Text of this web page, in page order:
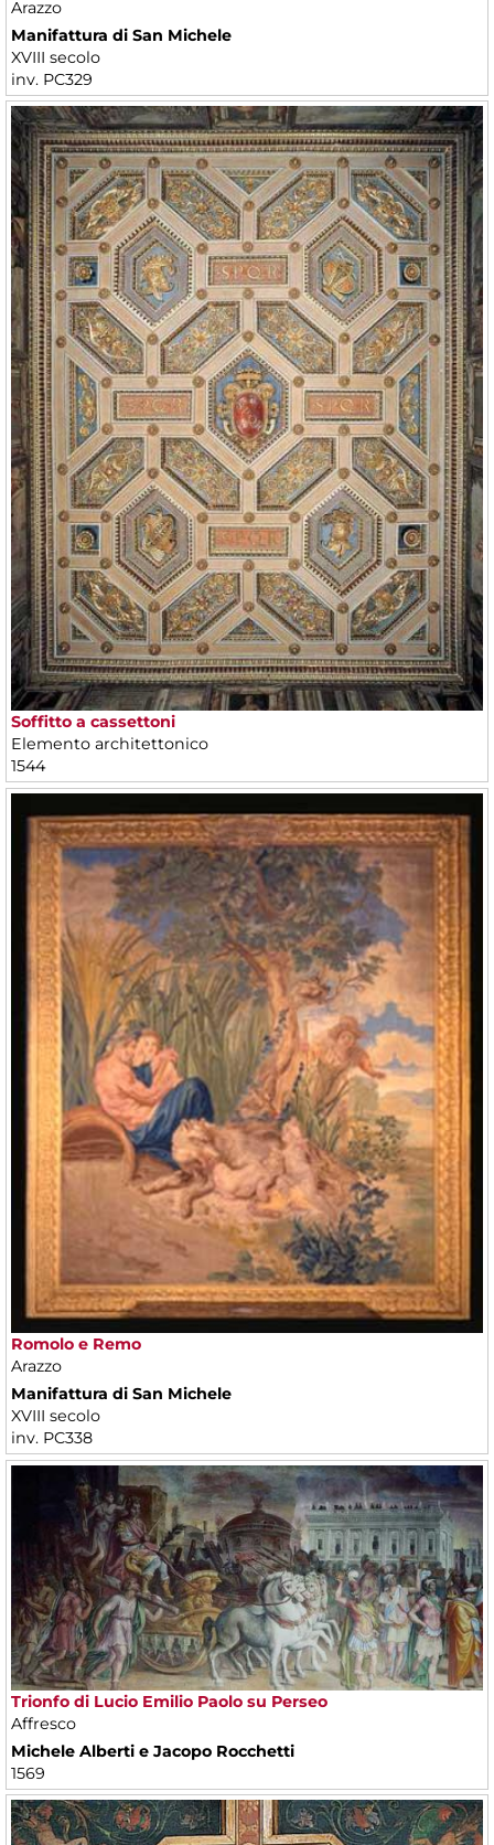
Arazzo
Manifattura di San Michele
XVIII secolo
inv. PC329
Soffitto a cassettoni
Elemento architettonico
1544
Romolo e Remo
Arazzo
Manifattura di San Michele
XVIII secolo
inv. PC338
Trionfo di Lucio Emilio Paolo su Perseo
Affresco
Michele Alberti e Jacopo Rocchetti
1569